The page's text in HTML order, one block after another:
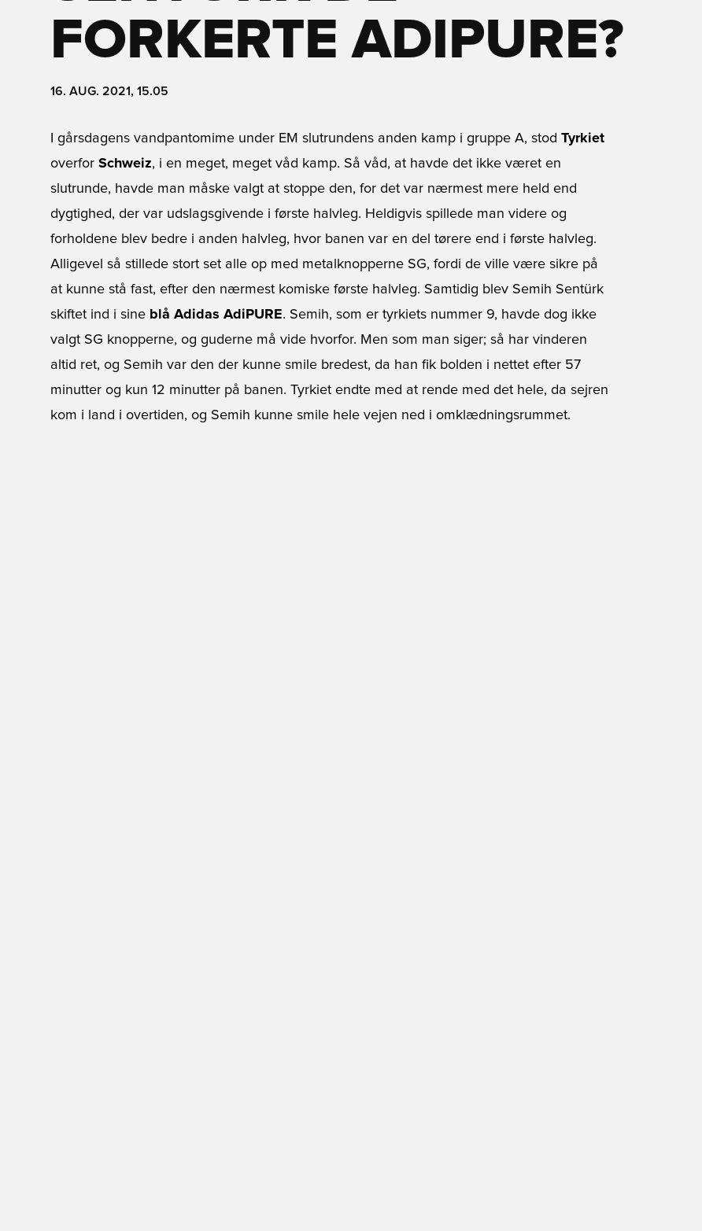
FORKERTE ADIPURE?
16. AUG. 2021, 15.05
I gårsdagens vandpantomime under EM slutrundens anden kamp i gruppe A, stod Tyrkiet
overfor Schweiz, i en meget, meget våd kamp. Så våd, at havde det ikke været en
slutrunde, havde man måske valgt at stoppe den, for det var nærmest mere held end
dygtighed, der var udslagsgivende i første halvleg. Heldigvis spillede man videre og
forholdene blev bedre i anden halvleg, hvor banen var en del tørere end i første halvleg.
Alligevel så stillede stort set alle op med metalknopperne SG, fordi de ville være sikre på
at kunne stå fast, efter den nærmest komiske første halvleg. Samtidig blev Semih Sentürk
skiftet ind i sine blå Adidas AdiPURE. Semih, som er tyrkiets nummer 9, havde dog ikke
valgt SG knopperne, og guderne må vide hvorfor. Men som man siger; så har vinderen
altid ret, og Semih var den der kunne smile bredest, da han fik bolden i nettet efter 57
minutter og kun 12 minutter på banen. Tyrkiet endte med at rende med det hele, da sejren
kom i land i overtiden, og Semih kunne smile hele vejen ned i omklædningsrummet.